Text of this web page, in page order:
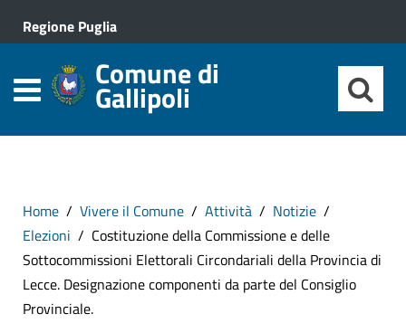
Regione Puglia
Comune di
Gallipoli
Home Vivere il Comune Attività
Notizie
Elezioni
Costituzione della Commissione e delle
Sottocommissioni Elettorali Circondariali della Provincia di
Lecce. Designazione componenti da parte del Consiglio
Provinciale.